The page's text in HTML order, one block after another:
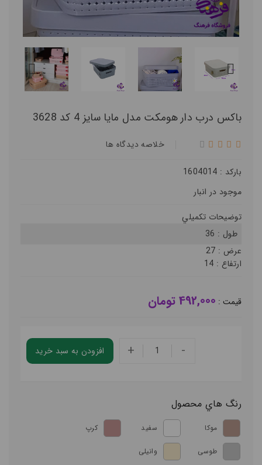
باکس درب دار هومکت مدل مایا سایز 4 کد 3628
خلاصه ديدگاه ها
بارکد : 1604014
موجود در انبار
توضيحات تکميلي
طول :
عرض :
ارتفاع :
قيمت : 492,000 تومان
افزودن به سبد خريد -
+
رنگ هاي محصول
موکا سفید کرپ
طوسی وانیلی